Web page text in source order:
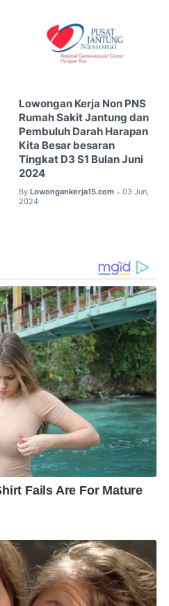
Lowongan Kerja Non PNS
Rumah Sakit Jantung dan
Pembuluh Darah Harapan
Kita Besar besaran
Tingkat D3 S1 Bulan Juni
2024
By Lowongankerja15.com • 03 Jun,
2024